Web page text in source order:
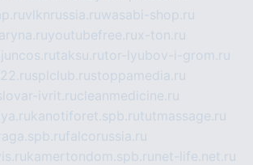
vlknrussia.ruwasabi-shop.ru
youtubefree.rux-ton.ru
taksu.rutor-lyubov-i-grom.ru
splclub.rustoppamedia.ru
ivrit.rucleanmedicine.ru
kanotiforet.spb.rututmassage.ru
falcorussia.ru
kamertondom.spb.ru net-life.net.ru